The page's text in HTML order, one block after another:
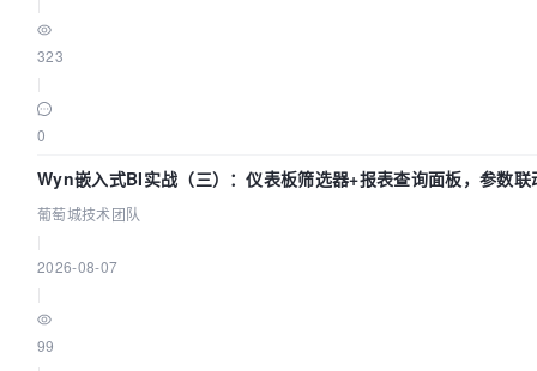
323
0
Wyn嵌入式BI实战（三）：仪表板筛选器+报表查询面板，参数联
葡萄城技术团队
2026-08-07
99